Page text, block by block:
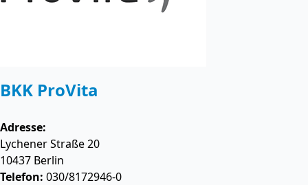
BKK ProVita
Adresse:
Lychener Straße 20
10437 Berlin
Telefon: 030/8172946-0